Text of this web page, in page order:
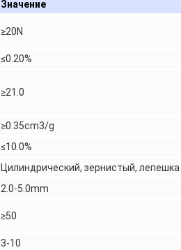
Значение
≥20N
≤0.20%
≥21.0
≥0.35cm3/g
≤10.0%
Цилиндрический, зернистый, лепешка
2.0-5.0mm
≥50
3-10